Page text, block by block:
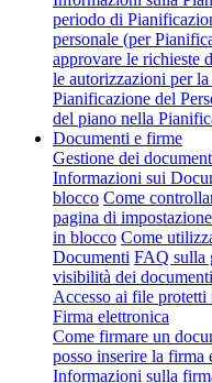
periodo di
personale (per
approvare le richieste
le autorizzazioni per
Pianificazione del
del piano nella
Documenti e firme
Gestione dei
Informazioni sui
blocco Come
pagina di
in blocco Come
Documenti FAQ sulla
visibilità dei documenti
Accesso ai file
Firma elettronica
Come firmare un
posso inserire la firma
Informazioni sulla